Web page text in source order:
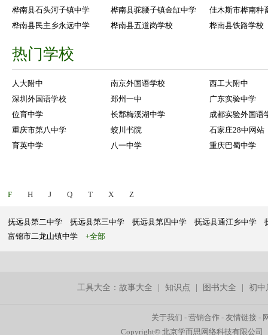
桦南县石头河子镇中学
桦南县驼腰子镇金缸中学
佳木斯市桦南种
桦南县民主乡永远中学
桦南县五道岗学校 桦南县铁路学校
热门学校
人大附中 南京外国语学校
西工大附中
深圳外国语学校
郑州一中
广东实验中学
位育中学
长郡梅溪湖中学
成都实验外国语
重庆市第八中学
蛟川书院
石家庄28中网站
育英中学
八一中学 重庆巴蜀中学
F H J Q T X Z
抚远县第二中学 抚远县第三中学 抚远县第四中学 抚远县通江乡中学
富锦市二龙山镇中学
+全部
工具大全：故事大全 |知识点 图书大全 |初中
关于我们 -营销合作 -友情链接 -
Copyright© 北京学而思网络科技有限公司